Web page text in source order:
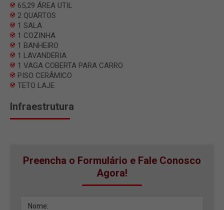
65,29 ÁREA UTIL
2 QUARTOS
1 SALA
1 COZINHA
1 BANHEIRO
1 LAVANDERIA
1 VAGA COBERTA PARA CARRO
PISO CERÂMICO
TETO LAJE
Infraestrutura
Preencha o Formulário e Fale Conosco
Agora!